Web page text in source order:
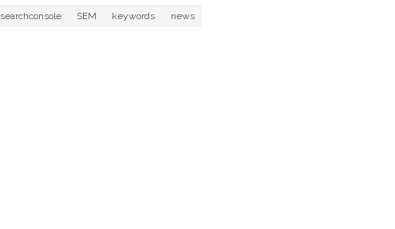
searchconsole SEM keywords news